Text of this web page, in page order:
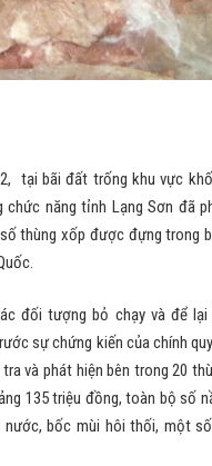
tại bãi đất trống khu vực
chức năng tỉnh Lạng Sơn đã
thùng xốp được đựng trong
đối tượng bỏ chạy và để lại
sự chứng kiến của chính
và phát hiện bên trong 20
135 triệu đồng, toàn bộ số
nước, bốc mùi hôi thối, một